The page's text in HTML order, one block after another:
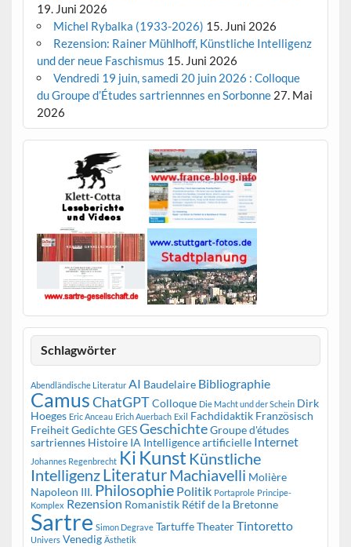
19. Juni 2026
Michel Rybalka (1933-2026) 15. Juni 2026
Rezension: Rainer Mühlhoff, Künstliche Intelligenz
und der neue Faschismus 15. Juni 2026
Vendredi 19 juin, samedi 20 juin 2026 : Colloque
du Groupe d’Études sartriennnes en Sorbonne 27. Mai
2026
Schlagwörter
Abendländische Literatur AI Baudelaire Bibliographie
CamusChatGPTColloque Die Macht und der Schein Dirk
Hoeges Eric Anceau Erich Auerbach Exil
Fachdidaktik Französisch
FreiheitGedichteGESGeschichteGroupe d'études
sartriennes Histoire IA Intelligence artificielle Internet
Johannes Regenbrecht Ki Kunst Künstliche
IntelligenzLiteraturMachiavelli Molière
Napoleon III. Philosophie Politik Portaprole Principe-
Komplex Rezension Romanistik Rétif de la Bretonne
Sartre Simon Degrave TartuffeTheaterTintoretto
Univers Venedig Ästhetik